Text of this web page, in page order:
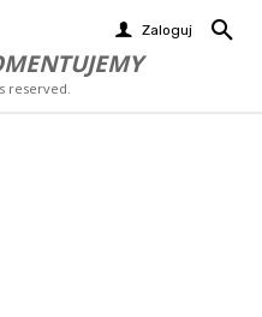
Zaloguj
reserved.